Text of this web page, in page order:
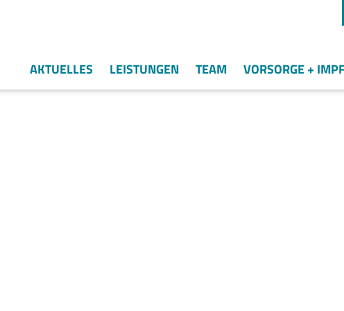
AKTUELLES LEISTUNGEN TEAM VORSORGE +